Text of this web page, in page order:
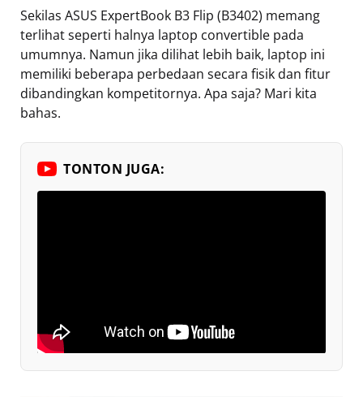
Sekilas ASUS ExpertBook B3 Flip (B3402) memang
terlihat seperti halnya laptop convertible pada
umumnya. Namun jika dilihat lebih baik, laptop ini
memiliki beberapa perbedaan secara fisik dan fitur
dibandingkan kompetitornya. Apa saja? Mari kita
bahas.
TONTON JUGA: